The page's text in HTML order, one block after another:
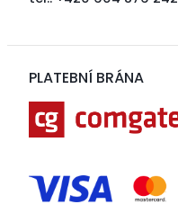
PLATEBNÍ BRÁNA